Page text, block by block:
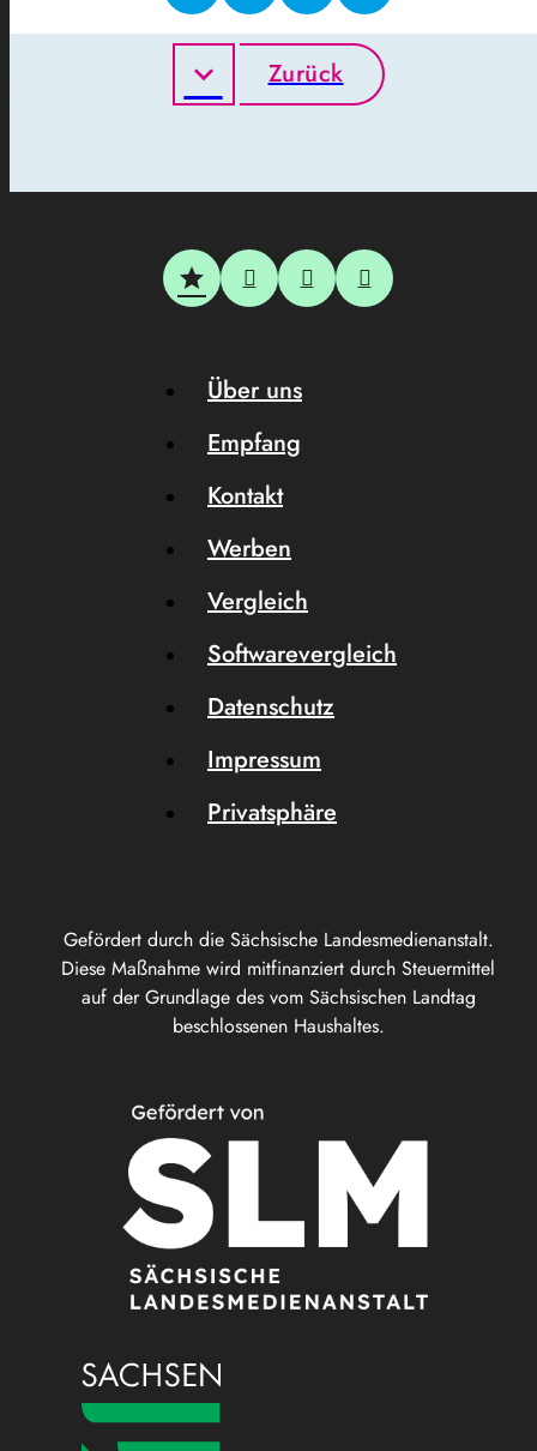
Zurück
Gefördert durch die Sächsische Landesmedienanstalt.
Diese Maßnahme wird mitfinanziert durch Steuermittel
auf der Grundlage des vom Sächsischen Landtag
beschlossenen Haushaltes.
Über uns
Empfang
Kontakt
Werben
Vergleich
Softwarevergleich
Datenschutz
Impressum
Privatsphäre